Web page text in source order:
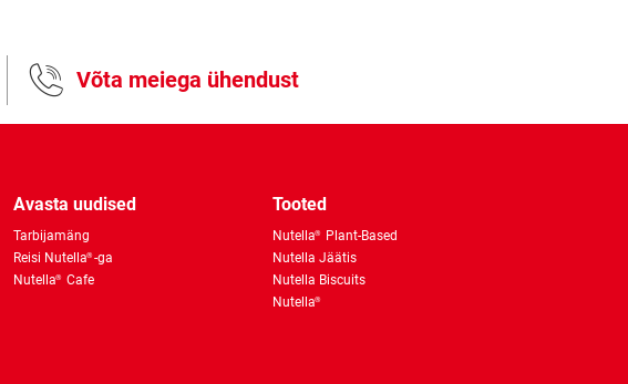
Võta meiega ühendust
Avasta uudised
Tarbijamäng
Reisi Nutella®-ga
Nutella® Cafe
Tooted
Nutella® Plant-Based
Nutella Jäätis
Nutella Biscuits
Nutella®